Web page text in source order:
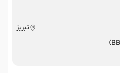
تبریز